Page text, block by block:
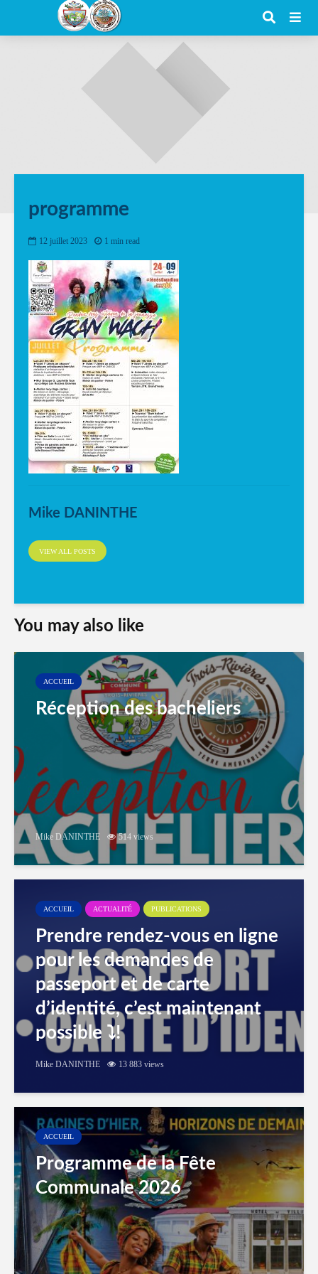
programme
12 juillet 2023 1 min read
Mike DANINTHE
VIEW ALL POSTS
You may also like
ACCUEIL
Réception des bacheliers
Mike DANINTHE 514 views
ACCUEIL ACTUALITÉ PUBLICATIONS
Prendre rendez-vous en ligne
pour les demandes de
passeport et de carte
d’identité, c’est maintenant
possible ⤵️!
Mike DANINTHE 13 883 views
ACCUEIL
Programme de la Fête
Communale 2026